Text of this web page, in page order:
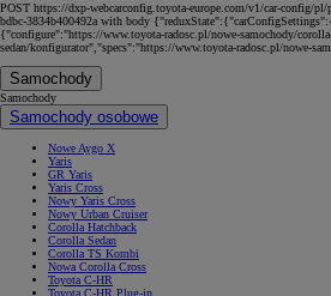
POST https://dxp-webcarconfig.toyota-europe.com/v1/car-config/
bdbc-3834b400492a with body
{"configure":"https://www.toyota-radosc.pl/nowe-samochody/
sedan/konfigurator","specs":"https://www.toyota-radosc.pl/nowe-
Samochody
Samochody
Samochody osobowe
Nowe Aygo X
Yaris
GR Yaris
Yaris Cross
Nowy Yaris Cross
Nowy Urban Cruiser
Corolla Hatchback
Corolla Sedan
Corolla TS Kombi
Nowa Corolla Cross
Toyota C-HR
Toyota C-HR Plug-in